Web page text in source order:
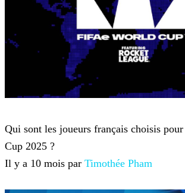
Qui sont les joueurs français choisis
Cup 2025 ?
Il y a 10 mois par Timothée Pham